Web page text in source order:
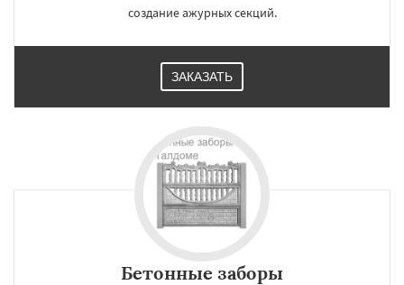
создание ажурных секций.
ЗАКАЗАТЬ
Бетонные заборы